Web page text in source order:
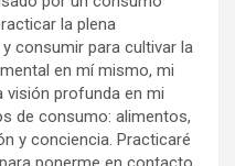
la plena
consumir para cultivar la
en mí mismo, mi
visión profunda en mi
de consumo: alimentos,
y conciencia. Practicaré